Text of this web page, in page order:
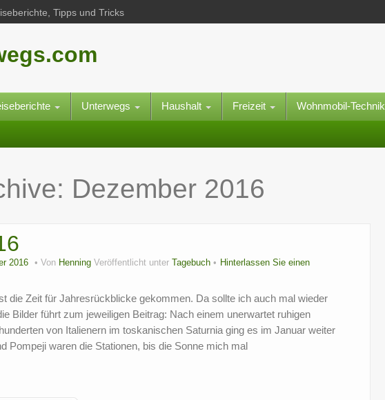
Tipps und Tricks
Unterwegs Haushalt Freizeit Wohnmobil-Technik
Dezember 2016
2016 Von Henning Veröffentlicht unter Tagebuch
Hinterlassen Sie einen
die Zeit für Jahresrückblicke gekommen. Da sollte ich auch mal wieder
Bilder führt zum jeweiligen Beitrag: Nach einem unerwartet ruhigen
von Italienern im toskanischen Saturnia ging es im Januar weiter
Pompeji waren die Stationen, bis die Sonne mich mal